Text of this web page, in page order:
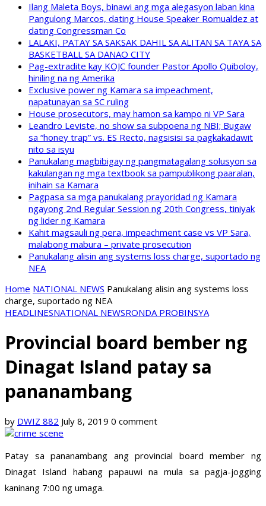
Ilang Maleta Boys, binawi ang mga alegasyon laban kina
Pangulong Marcos, dating House Speaker Romualdez at
dating Congressman Co
LALAKI, PATAY SA SAKSAK DAHIL SA ALITAN SA TAYA SA
BASKETBALL SA DANAO CITY
Pag-extradite kay KOJC founder Pastor Apollo Quiboloy,
hiniling na ng Amerika
Exclusive power ng Kamara sa impeachment,
napatunayan sa SC ruling
House prosecutors, may hamon sa kampo ni VP Sara
Leandro Leviste, no show sa subpoena ng NBI; Bugaw
sa “honey trap” vs. ES Recto, nagsisisi sa pagkakadawit
nito sa isyu
Panukalang magbibigay ng pangmatagalang solusyon sa
kakulangan ng mga textbook sa pampublikong paaralan,
inihain sa Kamara
Pagpasa sa mga panukalang prayoridad ng Kamara
ngayong 2nd Regular Session ng 20th Congress, tiniyak
ng lider ng Kamara
Kahit magsauli ng pera, impeachment case vs VP Sara,
malabong mabura – private prosecution
Panukalang alisin ang systems loss charge, suportado ng
NEA
Home NATIONAL NEWS Panukalang alisin ang systems loss
charge, suportado ng NEA
HEADLINESNATIONAL NEWSRONDA PROBINSYA
Provincial board bember ng
Dinagat Island patay sa
pananambang
by DWIZ 882 July 8, 2019 0 comment
Patay sa pananambang ang provincial board member ng
Dinagat Island habang papauwi na mula sa pagja-jogging
kaninang 7:00 ng umaga.